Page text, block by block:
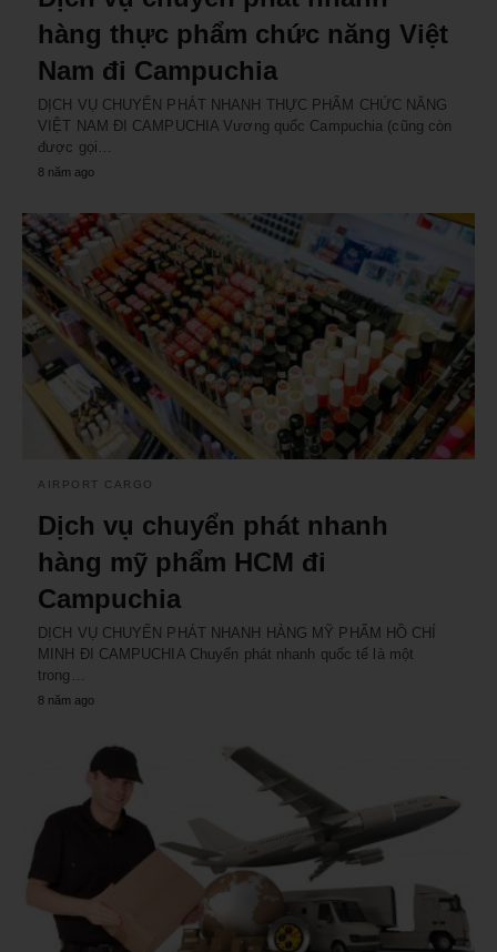
hàng thực phẩm chức năng Việt
Nam đi Campuchia
DỊCH VỤ CHUYỂN PHÁT NHANH THỰC PHẨM CHỨC NĂNG
VIỆT NAM ĐI CAMPUCHIA Vương quốc Campuchia (cũng còn
được gọi…
8 năm ago
AIRPORT CARGO
Dịch vụ chuyển phát nhanh
hàng mỹ phẩm HCM đi
Campuchia
DỊCH VỤ CHUYỂN PHÁT NHANH HÀNG MỸ PHẨM HỒ CHÍ
MINH ĐI CAMPUCHIA Chuyển phát nhanh quốc tế là một
trong…
8 năm ago